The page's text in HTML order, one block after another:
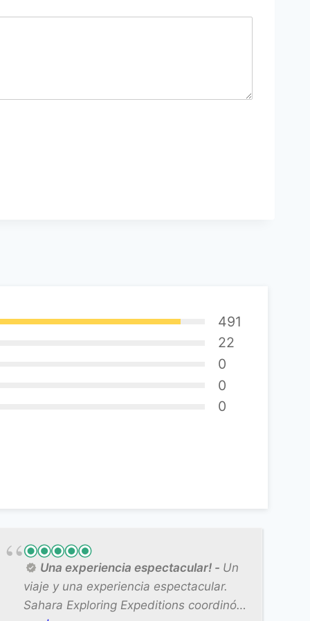
491
22
0
0
0
Una experiencia espectacular!
Un
viaje y una experiencia espectacular.
Sahara Exploring Expeditions coordinó